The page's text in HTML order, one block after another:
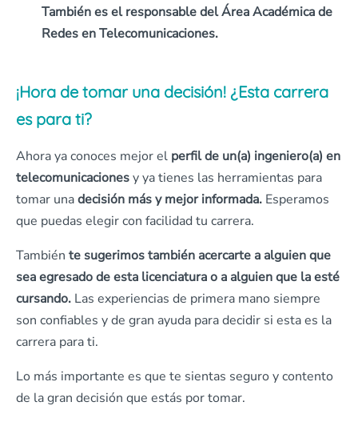
También es el responsable del Área Académica de
Redes en Telecomunicaciones.
¡Hora de tomar una decisión! ¿Esta carrera
es para ti?
Ahora ya conoces mejor el perfil de un(a) ingeniero(a) en
telecomunicacionesy ya tienes las herramientas para
tomar unadecisión más y mejor informada. Esperamos
que puedas elegir con facilidad tu carrera.
También te sugerimos también acercarte a alguien que
sea egresado de esta licenciatura o a alguien que la esté
cursando. Las experiencias de primera mano siempre
son confiables y de gran ayuda para decidir si esta es la
carrera para ti.
Lo más importante es que te sientas seguro y contento
de la gran decisión que estás por tomar.